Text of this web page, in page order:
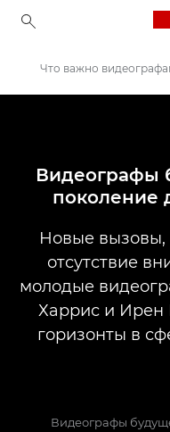
Истории
Видеографы
поколение
Новые вызовы,
отсутствие
молодые
Харрис и Ирен
горизонты в
Видеографы